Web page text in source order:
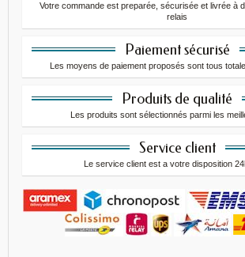
Votre commande est preparée, sécurisée et livrée à
relais
Paiement sécurisé
Les moyens de paiement proposés sont tous
Produits de qualité
Les produits sont sélectionnés parmi les
Service client
Le service client est a votre disposition